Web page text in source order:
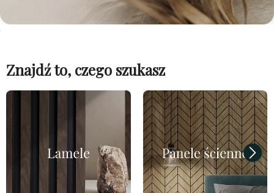
Znajdź to, czego szukasz